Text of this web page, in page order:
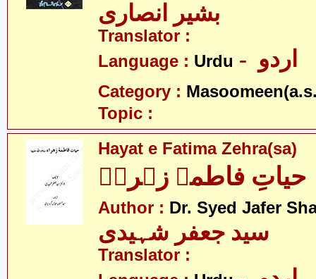
بشیر انصاری
Translator :
Language : Urdu
Category :
Topic :
Hayat e Fatima Zehra(sa)
حیاتِ فاطمہ زہراؑ
Author : Dr. Syed Jafer
سید جعفر شہیدی
Translator :